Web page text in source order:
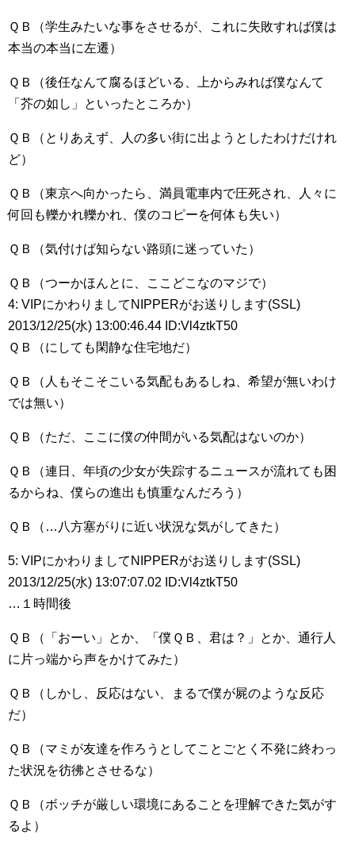
ＱＢ（学生みたいな事をさせるが、これに失敗すれば僕は
本当の本当に左遷）
ＱＢ（後任なんて腐るほどいる、上からみれば僕なんて
「芥の如し」といったところか）
ＱＢ（とりあえず、人の多い街に出ようとしたわけだけれ
ど）
ＱＢ（東京へ向かったら、満員電車内で圧死され、人々に
何回も轢かれ轢かれ、僕のコピーを何体も失い）
ＱＢ（気付けば知らない路頭に迷っていた）
ＱＢ（つーかほんとに、ここどこなのマジで）
4: VIPにかわりましてNIPPERがお送りします(SSL)
2013/12/25(水) 13:00:46.44 ID:Vl4ztkT50
ＱＢ（にしても閑静な住宅地だ）
ＱＢ（人もそこそこいる気配もあるしね、希望が無いわけ
では無い）
ＱＢ（ただ、ここに僕の仲間がいる気配はないのか）
ＱＢ（連日、年頃の少女が失踪するニュースが流れても困
るからね、僕らの進出も慎重なんだろう）
ＱＢ（…八方塞がりに近い状況な気がしてきた）
5: VIPにかわりましてNIPPERがお送りします(SSL)
2013/12/25(水) 13:07:07.02 ID:Vl4ztkT50
…１時間後
ＱＢ（「おーい」とか、「僕ＱＢ、君は？」とか、通行人
に片っ端から声をかけてみた）
ＱＢ（しかし、反応はない、まるで僕が屍のような反応
だ）
ＱＢ（マミが友達を作ろうとしてことごとく不発に終わっ
た状況を彷彿とさせるな）
ＱＢ（ボッチが厳しい環境にあることを理解できた気がす
るよ）